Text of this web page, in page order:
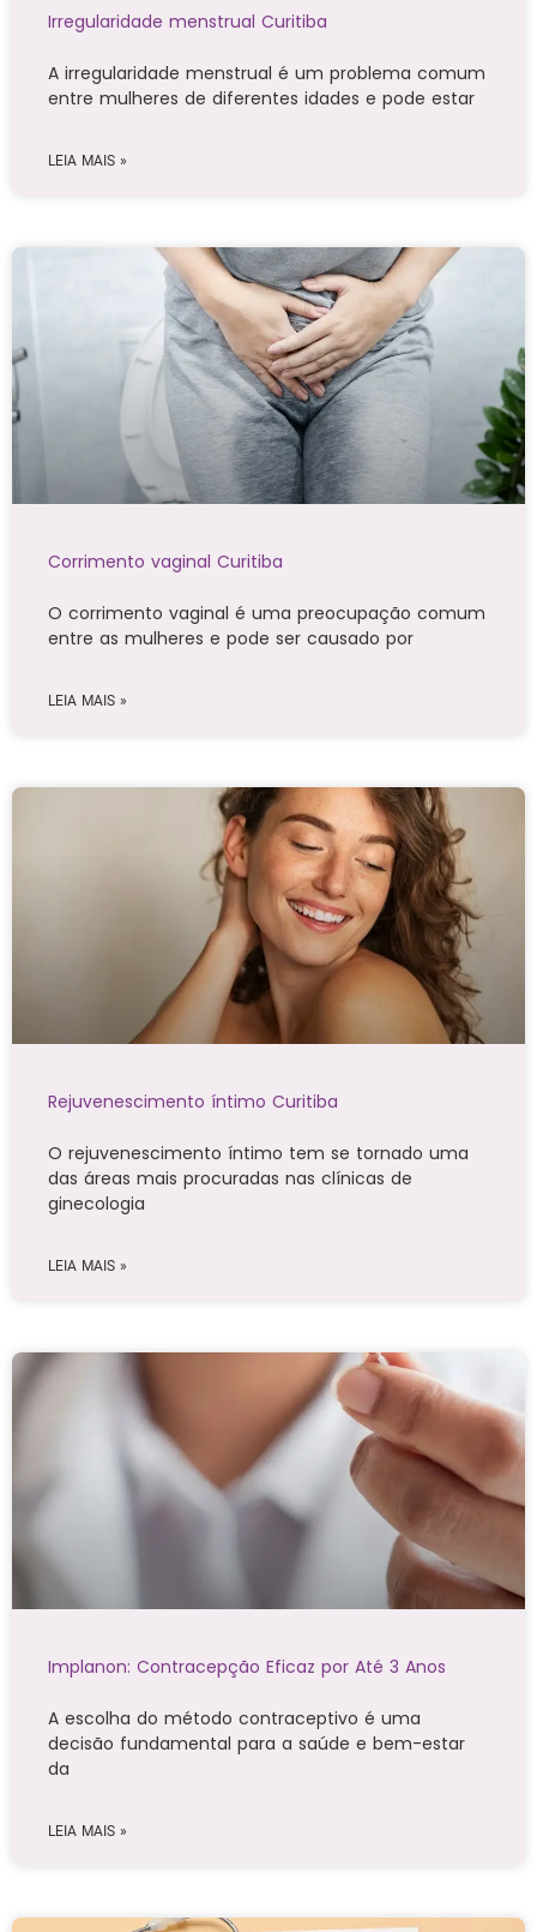
Irregularidade menstrual Curitiba
A irregularidade menstrual é um problema comum
entre mulheres de diferentes idades e pode estar
LEIA MAIS »
Corrimento vaginal Curitiba
O corrimento vaginal é uma preocupação comum
entre as mulheres e pode ser causado por
LEIA MAIS »
Rejuvenescimento íntimo Curitiba
O rejuvenescimento íntimo tem se tornado uma
das áreas mais procuradas nas clínicas de
ginecologia
LEIA MAIS »
Implanon: Contracepção Eficaz por Até 3 Anos
A escolha do método contraceptivo é uma
decisão fundamental para a saúde e bem-estar
da
LEIA MAIS »